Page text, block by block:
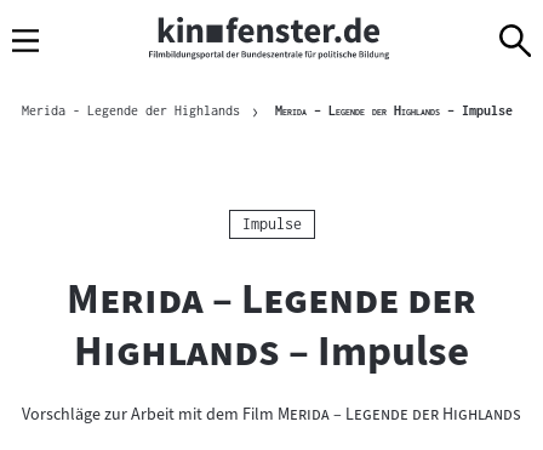
Navigation
zum
zur
amBrotkrümelnavigation
Merida - Legende der Highlands "
Merida – Legende der Highlands"– Impulse
Kategorie:
Impulse
"
Merida – Legende der
Highlands"
– Impulse
Vorschläge zur Arbeit mit dem Film "Merida – Legende der Highlands